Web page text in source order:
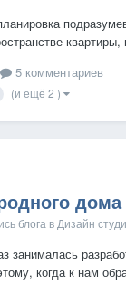
внутренних
посуды и т. д. 3.
5 комментариев
(и ещё 2 )
дома
блога в Дизайн
занималась
когда к нам